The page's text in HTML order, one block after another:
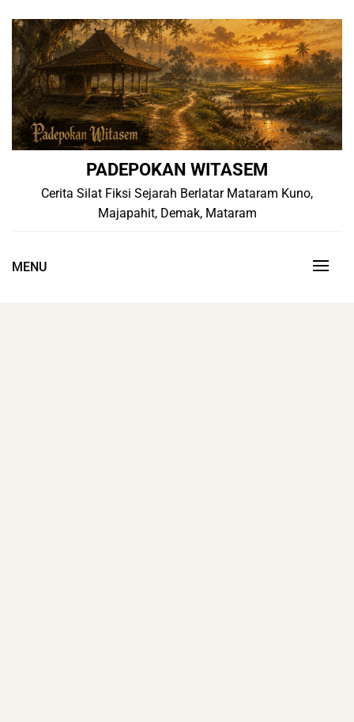
content
PADEPOKAN WITASEM
Cerita Silat Fiksi Sejarah Berlatar Mataram Kuno,
Majapahit, Demak, Mataram
MENU